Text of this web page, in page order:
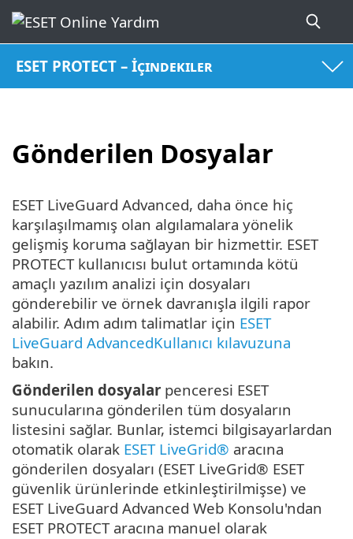
ESET PROTECT – İçindekiler
Gönderilen Dosyalar
ESET LiveGuard Advanced, daha önce hiç
karşılaşılmamış olan algılamalara yönelik
gelişmiş koruma sağlayan bir hizmettir. ESET
PROTECT kullanıcısı bulut ortamında kötü
amaçlı yazılım analizi için dosyaları
gönderebilir ve örnek davranışla ilgili rapor
alabilir. Adım adım talimatlar için ESET
LiveGuard AdvancedKullanıcı kılavuzuna
bakın.
Gönderilen dosyalar penceresi ESET
sunucularına gönderilen tüm dosyaların
listesini sağlar. Bunlar, istemci bilgisayarlardan
otomatik olarak ESET LiveGrid® aracına
gönderilen dosyaları (ESET LiveGrid® ESET
güvenlik ürünlerinde etkinleştirilmişse) ve
ESET LiveGuard Advanced Web Konsolu'ndan
ESET PROTECT aracına manuel olarak